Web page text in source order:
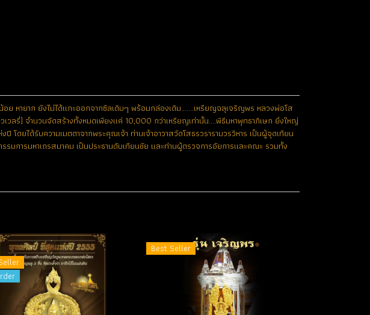
หายาก ยังไม่ได้แกะออกจากซีลเดิมๆ พร้อมกล่องเดิม.......เหรียญฉลุเจริญพร หลวงพ่อโส
ลรี่) จำนวนจัดสร้างทั้งหมดเพียงแค่ 10,000 กว่าเหรียญเท่านั้น....พิธีมหาพุทธาภิเษก ยิ่งใหญ่
ยได้รับความเมตตาจากพระคุณเจ้า ท่านเจ้าอาวาสวัดโสธรวรารามวรวิหาร เป็นผู้จุดเทียน
รมการมหาเถรสมาคม เป็นประธานดับเทียนชัย และท่านผู้ตรวจการอัยการและคณะ รวมทั้ง
Best Seller